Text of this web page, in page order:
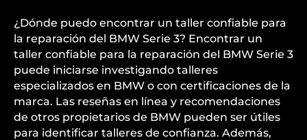
¿Dónde puedo encontrar un taller confiable para
la reparación del BMW Serie 3? Encontrar un
taller confiable para la reparación del BMW Serie 3
puede iniciarse investigando talleres
especializados en BMW o con certificaciones de la
marca. Las reseñas en línea y recomendaciones
de otros propietarios de BMW pueden ser útiles
para identificar talleres de confianza. Además,